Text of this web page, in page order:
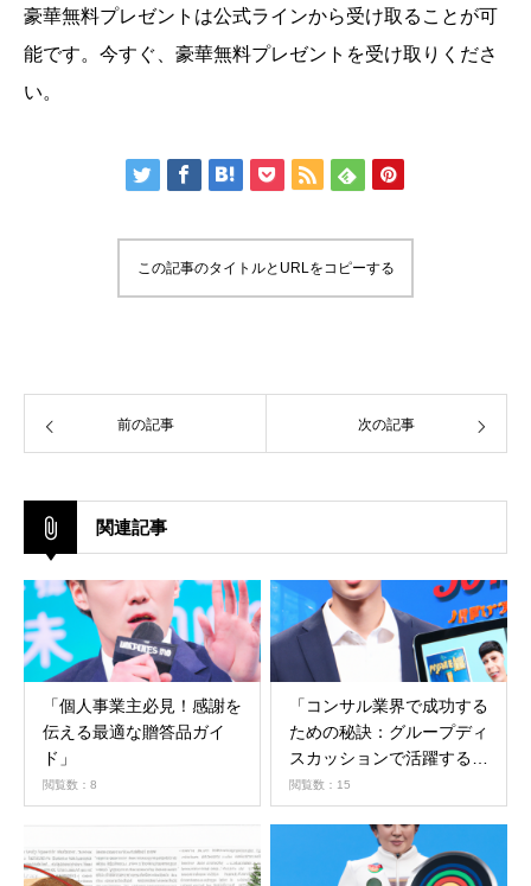
豪華無料プレゼントは公式ラインから受け取ることが可
能です。今すぐ、豪華無料プレゼントを受け取りくださ
い。
この記事のタイトルとURLをコピーする
前の記事 次の記事
関連記事
「個人事業主必見！感謝を
伝える最適な贈答品ガイ
ド」
閲覧数：8
「コンサル業界で成功する
ための秘訣：グループディ
スカッションで活躍するた
めの効果的なテーマと戦
略」
閲覧数：15